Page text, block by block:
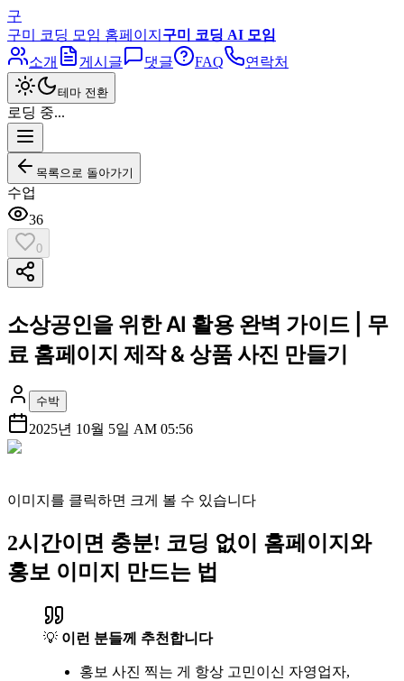
구
구미 코딩 모임 홈페이지 구미 코딩 AI 모임
소개
게시글 댓글 FAQ 연락처
테마 전환
로딩 중...
목록으로 돌아가기
수업
36
0
소상공인을 위한 AI 활용 완벽 가이드 | 무
료 홈페이지 제작 & 상품 사진 만들기
수박
2025년 10월 5일 AM 05:56
이미지를 클릭하면 크게 볼 수 있습니다
2시간이면 충분! 코딩 없이 홈페이지와
홍보 이미지 만드는 법
💡 이런 분들께 추천합니다
홍보 사진 찍는 게 항상 고민이신 자영업자,